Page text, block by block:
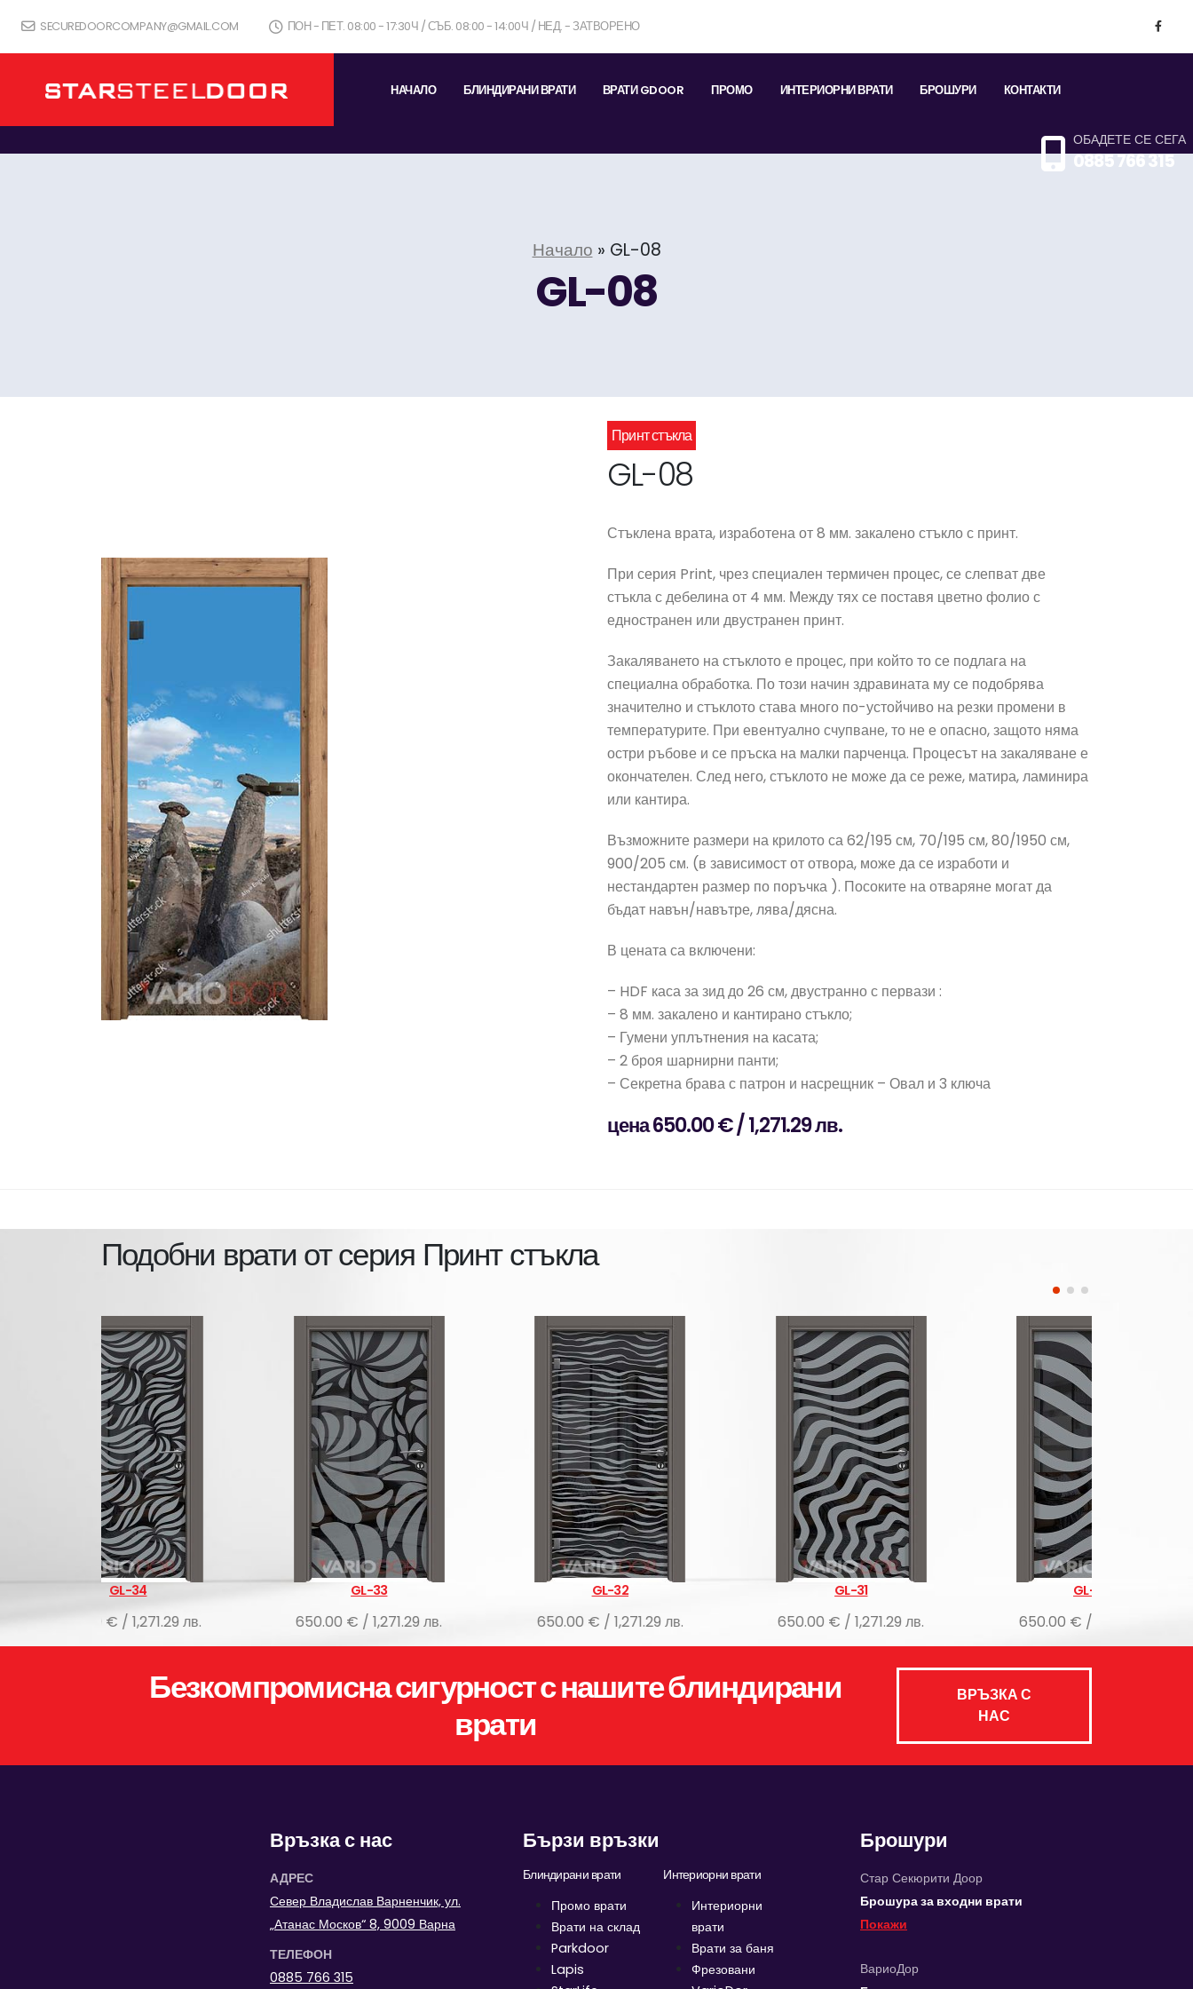
SECUREDOORCOMPANY@GMAIL.COM ПОН - ПЕТ. 08:00 - 17:30Ч / СЪБ. 08:00 - 14:00Ч / НЕД. - ЗАТВОРЕНО
НАЧАЛО БЛИНДИРАНИ ВРАТИ ВРАТИ GDOOR ПРОМО ИНТЕРИОРНИ ВРАТИ БРОШУРИ КОНТАКТИ
ОБАДЕТЕ СЕ СЕГА
0885 766 315
Начало » GL-08
GL-08
Принт стъкла
GL-08
Стъклена врата, изработена от 8 мм. закалено стъкло с принт.
При серия Print, чрез специален термичен процес, се слепват две
стъкла с дебелина от 4 мм. Между тях се поставя цветно фолио с
едностранен или двустранен принт.
Закаляването на стъклото е процес, при който то се подлага на
специална обработка. По този начин здравината му се подобрява
значително и стъклото става много по-устойчиво на резки промени в
температурите. При евентуално счупване, то не е опасно, защото няма
остри ръбове и се пръска на малки парченца. Процесът на закаляване е
окончателен. След него, стъклото не може да се реже, матира, ламинира
или кантира.
Възможните размери на крилото са 62/195 см, 70/195 см, 80/1950 см,
900/205 см. (в зависимост от отвора, може да се изработи и
нестандартен размер по поръчка ). Посоките на отваряне могат да
бъдат навън/навътре, лява/дясна.
В цената са включени:
– HDF каса за зид до 26 см, двустранно с первази :
– 8 мм. закалено и кантирано стъкло;
– Гумени уплътнения на касата;
– 2 броя шарнирни панти;
– Секретна брава с патрон и насрещник – Овал и 3 ключа
цена 650.00 € / 1,271.29 лв.
Подобни врати от серия Принт стъкла
650.00 € / 1,271.29 лв. 650.00 € / 1,271.29 лв. 650.00 € / 1,271.29 лв. 650.00 € / 1,271.29 лв.
Безкомпромисна сигурност с нашите блиндирани
врати
ВРЪЗКА С
НАС
Връзка с нас
АДРЕС
Север Владислав Варненчик, ул.
„Атанас Москов“ 8, 9009 Варна
ТЕЛЕФОН
0885 766 315
Бързи връзки
Блиндирани врати
Промо врати
Врати на склад
Parkdoor
Lapis
Интериорни врати
Интериорни
врати
Врати за баня
Фрезовани
Брошури
Стар Секюрити Доор
Брошура за входни врати
Покажи
ВариоДор